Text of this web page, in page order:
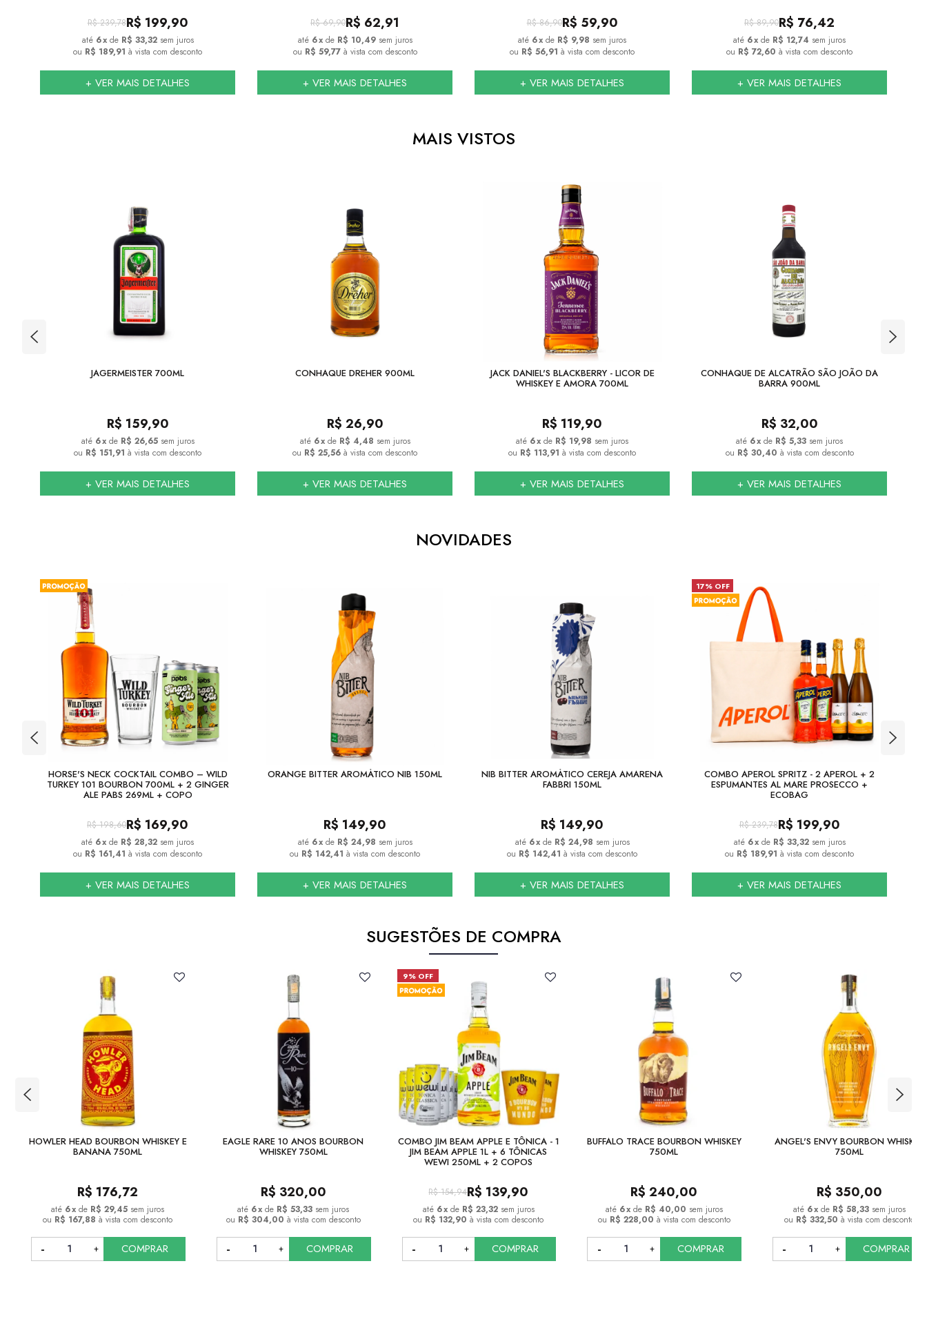
R$ 239,78R$ 199,90
6x de R$ 33,32 sem juros
ou R$ 189,91 à vista com desconto
+ VER MAIS DETALHES
R$ 69,90R$ 62,91
6x de R$ 10,49 sem juros
ou R$ 59,77à vista com desconto
+ VER MAIS DETALHES
R$ 86,90R$ 59,90
6x de R$ 9,98 sem juros
ou R$ 56,91 à vista com desconto
+ VER MAIS DETALHES
R$ 89,90R$ 76,42
6x de R$ 12,74 sem juros
ou R$ 72,60 à vista com desconto
+ VER MAIS DETALHES
MAIS VISTOS
JAGERMEISTER 700ML
R$ 159,90
6x de R$ 26,65 sem juros
ou R$ 151,91 à vista com desconto
+ VER MAIS DETALHES
CONHAQUE DREHER 900ML
R$ 26,90
6x de R$ 4,48 sem juros
ou R$ 25,56 à vista com desconto
+ VER MAIS DETALHES
JACK DANIEL'S BLACKBERRY - LICOR DE
WHISKEY E AMORA 700ML
R$ 119,90
6x de R$ 19,98 sem juros
ou R$ 113,91 à vista com desconto
+ VER MAIS DETALHES
CONHAQUE DE ALCATRÃO SÃO JOÃO DA
BARRA 900ML
R$ 32,00
6x de R$ 5,33 sem juros
ou R$ 30,40 à vista com desconto
+ VER MAIS DETALHES
NOVIDADES
HORSE'S NECK COCKTAIL COMBO – WILD
TURKEY 101 BOURBON 700ML + 2 GINGER
ALE PABS 269ML + COPO
R$ 198,60R$ 169,90
6x de R$ 28,32 sem juros
ou R$ 161,41 à vista com desconto
+ VER MAIS DETALHES
ORANGE BITTER AROMÁTICO NIB 150ML
R$ 149,90
6x de R$ 24,98 sem juros
ou R$ 142,41 à vista com desconto
+ VER MAIS DETALHES
NIB BITTER AROMÁTICO CEREJA AMARENA
FABBRI 150ML
R$ 149,90
6x de R$ 24,98 sem juros
ou R$ 142,41 à vista com desconto
+ VER MAIS DETALHES
17% OFF
COMBO APEROL SPRITZ - 2 APEROL + 2
ESPUMANTES AL MARE PROSECCO +
ECOBAG
R$ 239,78R$ 199,90
6x de R$ 33,32 sem juros
ou R$ 189,91 à vista com desconto
+ VER MAIS DETALHES
SUGESTÕES DE COMPRA
HOWLER HEAD BOURBON WHISKEY E
BANANA 750ML
R$ 176,72
6x de R$ 29,45 sem juros
ou R$ 167,88à vista com desconto
COMPRAR
COMPRAR
EAGLE RARE 10 ANOS BOURBON
WHISKEY 750ML
R$ 320,00
6x de R$ 53,33 sem juros
ou R$ 304,00 à vista com desconto
COMPRAR
COMPRAR
9% OFF
COMBO JIM BEAM APPLE E TÔNICA - 1
JIM BEAM APPLE 1L + 6 TÔNICAS
WEWI 250ML + 2 COPOS
R$ 154,94R$ 139,90
6x de R$ 23,32 sem juros
ou R$ 132,90à vista com desconto
COMPRAR
COMPRAR
BUFFALO TRACE BOURBON WHISKEY
750ML
R$ 240,00
6x de R$ 40,00 sem juros
ou R$ 228,00 à vista com desconto
COMPRAR
COMPRAR
ANGEL'S ENVY BOURBON WHISKEY
750ML
R$ 350,00
6x de R$ 58,33 sem juros
ou R$ 332,50à vista com desconto
COMPRAR
COMPRAR